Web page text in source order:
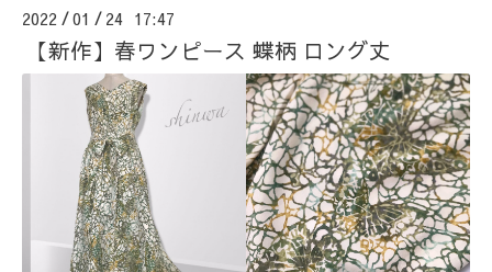
2022 /01 / 24 17:47
【新作】春ワンピース 蝶柄 ロング丈